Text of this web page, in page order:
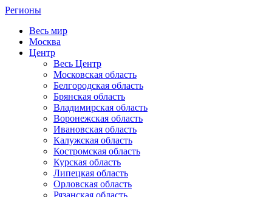
Регионы
Весь мир
Москва
Центр
Весь Центр
Московская область
Белгородская область
Брянская область
Владимирская область
Воронежская область
Ивановская область
Калужская область
Костромская область
Курская область
Липецкая область
Орловская область
Рязанская область